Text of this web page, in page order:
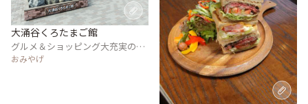
大涌谷くろたまご館
グルメ＆ショッピング大充実の大
涌谷観光の新しい拠点
おみやげ